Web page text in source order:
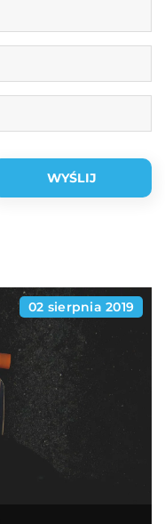
02 sierpnia 2019